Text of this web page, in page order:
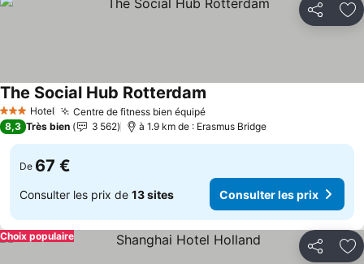
Partager
3 ÉtoilesHotel Centre de fitness bien équipé
The Social Hub Rotterdam
8,3 Très bien 3 562 à 1.9 km de : Erasmus Bridge
De 67 €
Consulter les prix de 13 sites Consulter les prix
Partager
Choix populaire